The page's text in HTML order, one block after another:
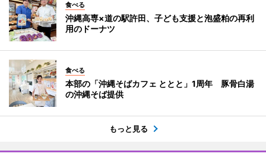
食べる
沖縄高専×道の駅許田、子ども支援と泡盛粕の再利
用のドーナツ
食べる
本部の「沖縄そばカフェ ととと」1周年 豚骨白湯
の沖縄そば提供
もっと見る